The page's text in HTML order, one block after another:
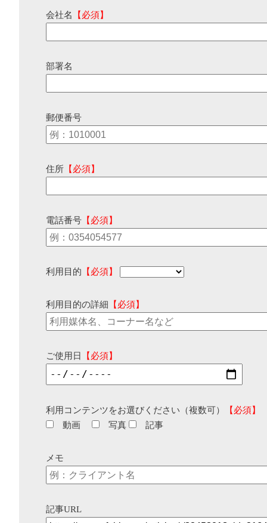
会社名 【必須】
部署名
郵便番号
住所 【必須】
電話番号 【必須】
利用目的 【必須】
利用目的の詳細 【必須】
ご使用日 【必須】
利用コンテンツをお選びください（複数可）
【必須】
動画
写真 記事
メモ
記事URL